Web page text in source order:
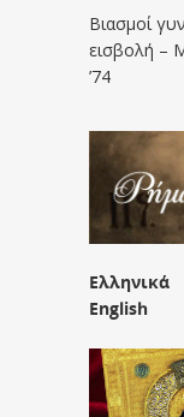
Βιασμοί
εισβολή –
’74
Ελληνικά
English